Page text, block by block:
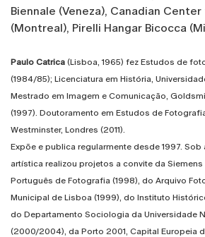
Biennale (Veneza), Canadian
(Montreal), Pirelli Hangar Bicocca
Paulo Catrica (Lisboa, 1965) fez Estudos de
(1984/85); Licenciatura em História,
Mestrado em Imagem e Comunicação,
(1997). Doutoramento em Estudos de
Westminster, Londres (2011).
Expõe e publica regularmente desde 1997.
artística realizou projetos a convite da Siemens
Português de Fotografia (1998), do Arquivo
Municipal de Lisboa (1999), do Instituto
do Departamento Sociologia da Universidade
(2000/2004), da Porto 2001, Capital Europeia